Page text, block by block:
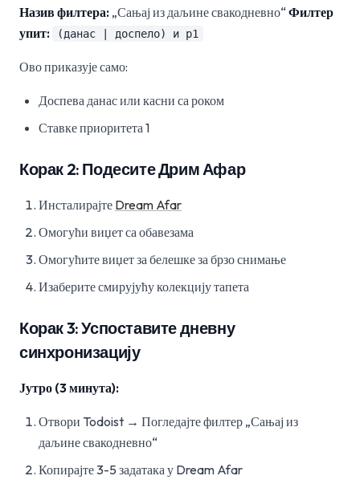
Назив филтера: „Сањај из даљине свакодневно“ Филтер
упит:
(данас | доспело) и p1
Ово приказује само:
Доспева данас или касни са роком
Ставке приоритета 1
Корак 2: Подесите Дрим Афар
Инсталирајте Dream Afar
Омогући виџет са обавезама
Омогућите виџет за белешке за брзо снимање
Изаберите смирујућу колекцију тапета
Корак 3: Успоставите дневну
синхронизацију
Јутро (3 минута):
Отвори Todoist → Погледајте филтер „Сањај из
даљине свакодневно“
Копирајте 3-5 задатака у Dream Afar